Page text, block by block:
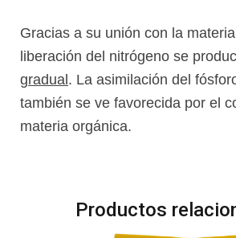
Gracias a su unión con la
liberación del nitrógeno se
gradual. La asimilación del
también se ve favorecida por el
materia orgánica.
Productos